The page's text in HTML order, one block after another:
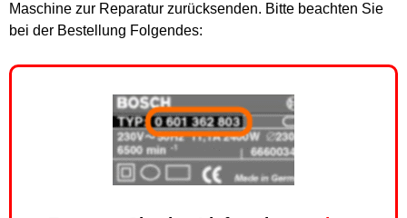
Maschine zur Reparatur zurücksenden. Bitte beachten Sie
bei der Bestellung Folgendes: